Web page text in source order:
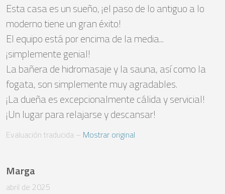
Esta casa es un sueño, ¡el paso de lo antiguo a lo
moderno tiene un gran éxito!
El equipo está por encima de la media...
¡simplemente genial!
La bañera de hidromasaje y la sauna, así como la
fogata, son simplemente muy agradables.
¡La dueña es excepcionalmente cálida y servicial!
¡Un lugar para relajarse y descansar!
Evaluación traducida – Mostrar original
Marga
abril de 2025